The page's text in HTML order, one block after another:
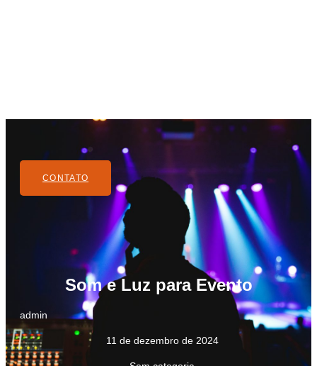
CONTATO
Som e Luz para Evento
admin
11 de dezembro de 2024